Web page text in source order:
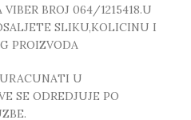
BROJ 064/1215418.U
SLIKU,KOLICINU I
PROIZVODA
U
SE ODREDJUJE PO